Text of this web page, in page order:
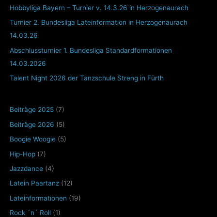
Hobbyliga Bayern – Turnier v. 14.3.26 in Herzogenaurach
Turnier 2. Bundesliga Lateinformation in Herzogenaurach
14.03.26
Abschlussturnier 1. Bundesliga Standardformationen
14.03.2026
Talent Night 2026 der Tanzschule Streng in Fürth
Beiträge 2025 (7)
Beiträge 2026 (5)
Boogie Woogie (5)
Hip-Hop (7)
Jazzdance (4)
Latein Paartanz (12)
Lateinformationen (19)
Rock ´n´ Roll (1)